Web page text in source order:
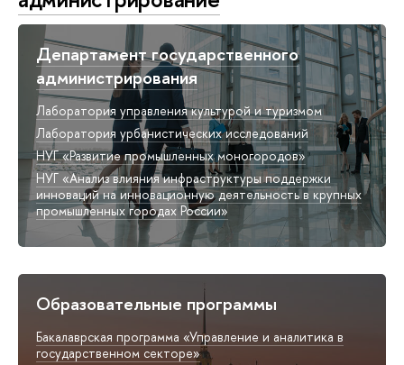
Департамент государственного
администрирования
Лаборатория управления культурой и туризмом
Лаборатория урбанистических исследований
НУГ «Развитие промышленных моногородов»
НУГ «Анализ влияния инфраструктуры поддержки
инноваций на инновационную деятельность в крупных
промышленных городах России»
Образовательные программы
Бакалаврская программа «Управление и аналитика в
государственном секторе»